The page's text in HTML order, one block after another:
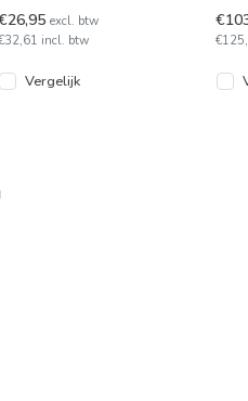
combi met katoen
polyester. De
excl. btw
incl. btw
Vergelijk